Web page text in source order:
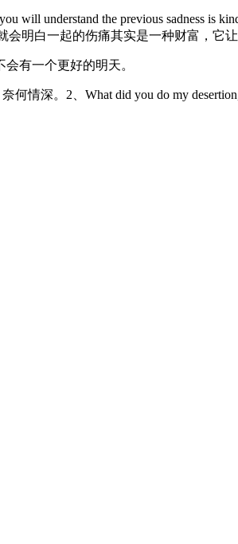
will understand the previous sadness is
明白一起的伤痛其实是一种财富，它
会有一个更好的明天。
情深。2、What did you do my